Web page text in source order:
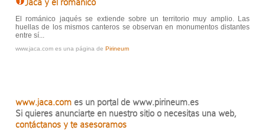
El románico jaqués se extiende sobre un territorio muy amplio. Las
huellas de los mismos canteros se observan en monumentos distantes
entre sí...
www.jaca.com es una página de Pirineum
www.jaca.com es un portal de www.pirineum.es
Si quieres anunciarte en nuestro sitio o necesitas una web,
contáctanos y te asesoramos